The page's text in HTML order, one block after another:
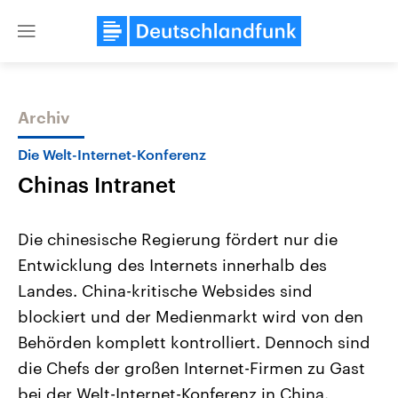
Close
Themen
Landtagswahl Sachsen-Anhalt
2026
Alle Informationen
Sachsen-Anhalt wählt am 6.
September 2026 einen neuen
Landtag. Seit 2021 wird das
Bundesland von einer Koalition aus
USA
Aktuelle Beiträge,
Hintergründe
Wirtschaftlich und
gehören die Vereinigten
mit großem Einfluss auf
Archiv
Die Welt-Internet-Konferenz
Chinas Intranet
Die chinesische Regierung fördert nur die
Entwicklung des Internets innerhalb des
Landes. China-kritische Websides sind
blockiert und der Medienmarkt wird von den
Behörden komplett kontrolliert. Dennoch sind
die Chefs der großen Internet-Firmen zu Gast
bei der Welt-Internet-Konferenz in China.